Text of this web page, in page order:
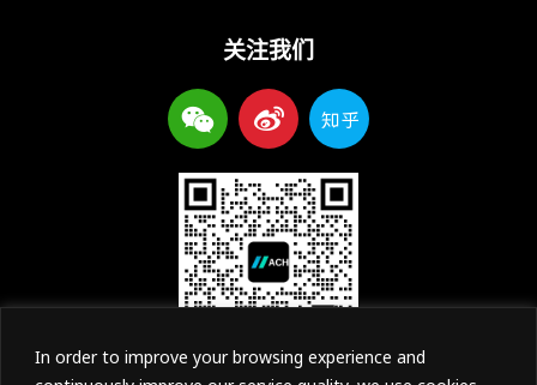
In order to improve your browsing experience and
关注我们
W
e
i
x
i
n
W
e
i
b
o
Z
h
i
h
u